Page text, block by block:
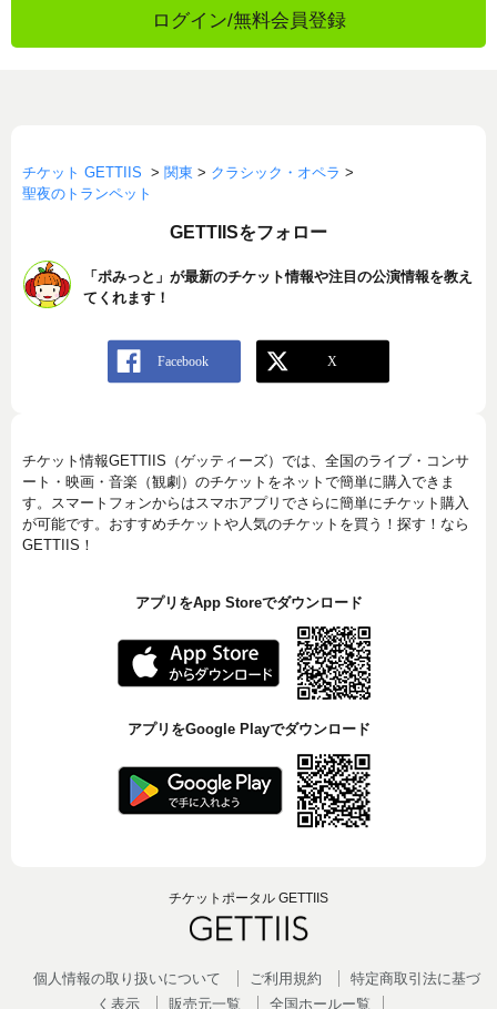
ログイン/無料会員登録
チケット GETTIIS > 関東 > クラシック・オペラ >
聖夜のトランペット
GETTIISをフォロー
「ポみっと」が最新のチケット情報や注目の公演情報を教え
てくれます！
チケット情報GETTIIS（ゲッティーズ）では、全国のライブ・コンサ
ート・映画・音楽（観劇）のチケットをネットで簡単に購入できま
す。スマートフォンからはスマホアプリでさらに簡単にチケット購入
が可能です。おすすめチケットや人気のチケットを買う！探す！なら
GETTIIS！
アプリをApp Storeでダウンロード
アプリをGoogle Playでダウンロード
チケットポータル GETTIIS
個人情報の取り扱いについて ご利用規約
特定商取引法に基づ
く表示
販売元一覧 全国ホールー覧